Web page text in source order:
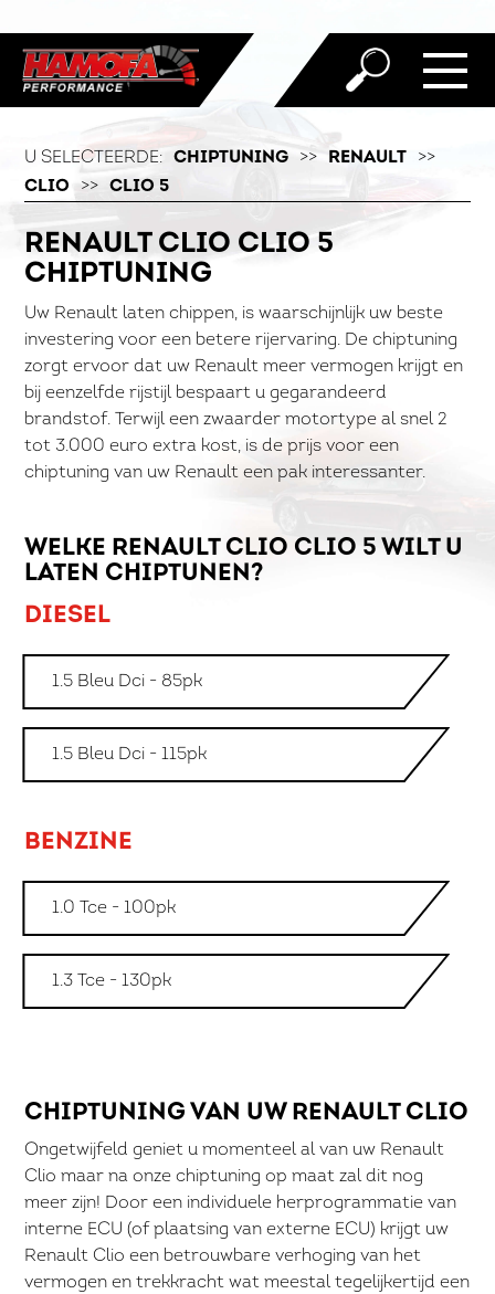
U SELECTEERDE: CHIPTUNING >> RENAULT
>>
CLIO
>> CLIO 5
RENAULT CLIO CLIO 5
CHIPTUNING
Uw Renault laten chippen, is waarschijnlijk uw beste
investering voor een betere rijervaring. De chiptuning
zorgt ervoor dat uw Renault meer vermogen krijgt en
bij eenzelfde rijstijl bespaart u gegarandeerd
brandstof. Terwijl een zwaarder motortype al snel 2
tot 3.000 euro extra kost, is de prijs voor een
chiptuning van uw Renault een pak interessanter.
WELKE RENAULT CLIO CLIO 5 WILT U
LATEN CHIPTUNEN?
DIESEL
1.5 Bleu Dci - 85pk
1.5 Bleu Dci - 115pk
BENZINE
1.0 Tce - 100pk
1.3 Tce - 130pk
CHIPTUNING VAN UW RENAULT CLIO
Ongetwijfeld geniet u momenteel al van uw Renault
Clio maar na onze chiptuning op maat zal dit nog
meer zijn! Door een individuele herprogrammatie van
interne ECU (of plaatsing van externe ECU) krijgt uw
Renault Clio een betrouwbare verhoging van het
vermogen en trekkracht wat meestal tegelijkertijd een